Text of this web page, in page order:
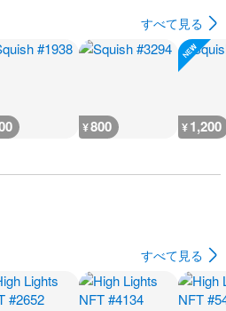
すべて見る
¥800 ¥1,200
すべて見る